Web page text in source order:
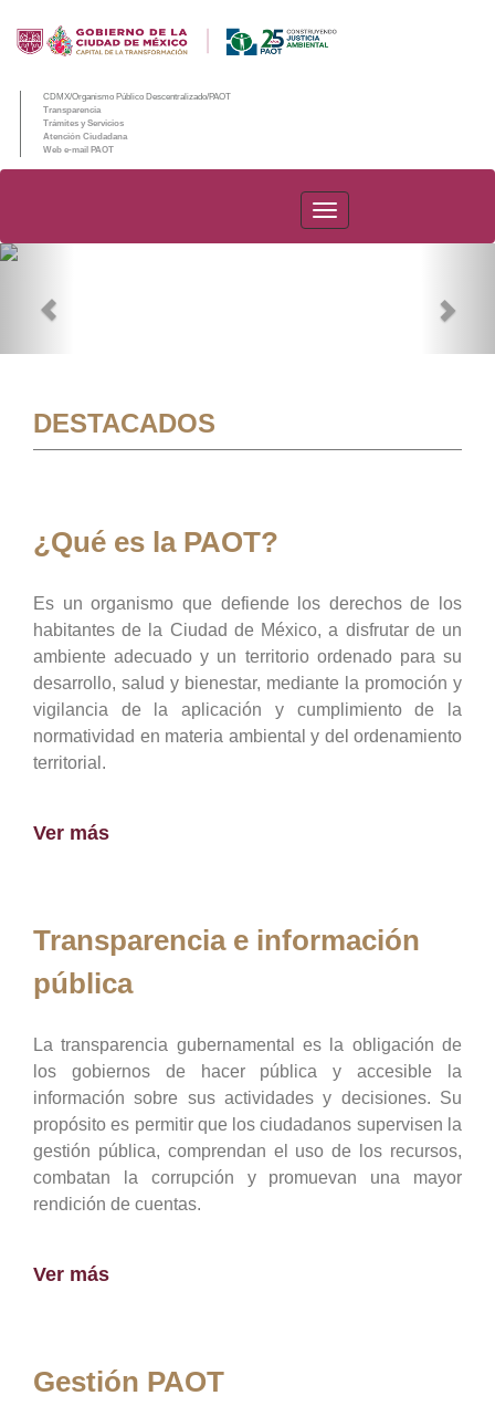
CDMX/Organismo Público Descentralizado/PAOT
Transparencia
Trámites y Servicios
Atención Ciudadana
Web e-mail PAOT
PAOT
DESTACADOS
¿Qué es la PAOT?
Es un organismo que defiende los derechos de los
habitantes de la Ciudad de México, a disfrutar de un
ambiente adecuado y un territorio ordenado para su
desarrollo, salud y bienestar, mediante la promoción y
vigilancia de la aplicación y cumplimiento de la
normatividad en materia ambiental y del ordenamiento
territorial.
Ver más
Transparencia e información
pública
La transparencia gubernamental es la obligación de
los gobiernos de hacer pública y accesible la
información sobre sus actividades y decisiones. Su
propósito es permitir que los ciudadanos supervisen la
gestión pública, comprendan el uso de los recursos,
combatan la corrupción y promuevan una mayor
rendición de cuentas.
Ver más
Gestión PAOT